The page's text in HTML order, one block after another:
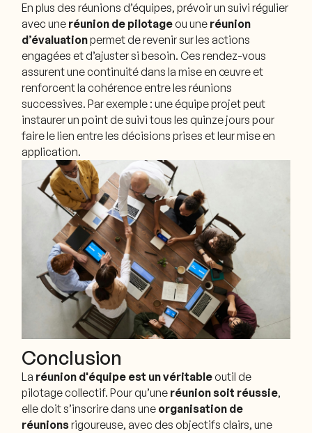
En plus des réunions d’équipes, prévoir un suivi régulier
avec une réunion de pilotageou une réunion
d’évaluationpermet de revenir sur les actions
engagées et d’ajuster si besoin. Ces rendez-vous
assurent une continuité dans la mise en œuvre et
renforcent la cohérence entre les réunions
successives. Par exemple : une équipe projet peut
instaurer un point de suivi tous les quinze jours pour
faire le lien entre les décisions prises et leur mise en
application.
Conclusion
La réunion d'équipe est un véritableoutil de
pilotage collectif. Pour qu’une réunion soit réussie,
elle doit s’inscrire dans une organisation de
réunionsrigoureuse, avec des objectifs clairs, une